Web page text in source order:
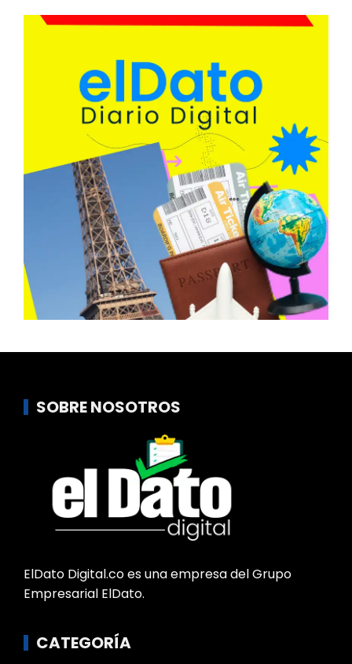
SOBRE NOSOTROS
ElDato Digital.co es una empresa del Grupo
Empresarial ElDato.
CATEGORÍA